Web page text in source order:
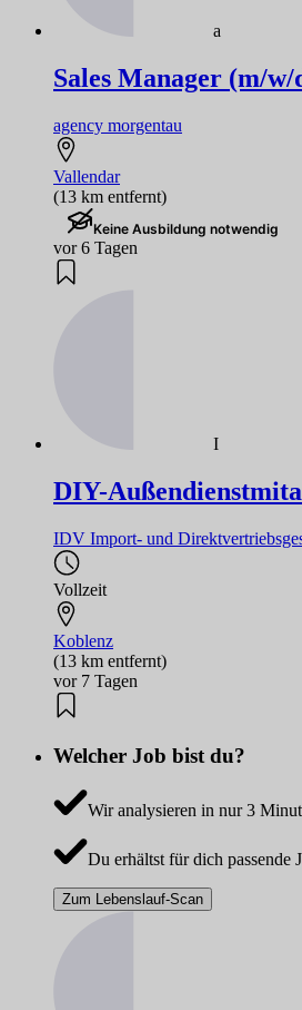
a
Sales Manager (m/
agency morgentau
Vallendar
(13 km entfernt)
Keine Ausbildung notwendig
vor 6 Tagen
I
DIY-
IDV Import- und
Vollzeit
Koblenz
(13 km entfernt)
vor 7 Tagen
Welcher Job bist du?
Wir analysieren in nur 3
Du erhältst für dich passende
Zum Lebenslauf-Scan